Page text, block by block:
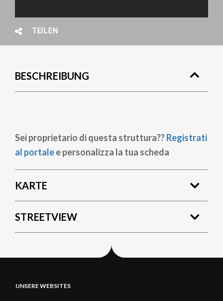
TEILEN
BESCHREIBUNG
Sei proprietario di questa struttura??Registrati
al portalee personalizza la tua scheda
KARTE
STREETVIEW
UNSERE WEBSITES